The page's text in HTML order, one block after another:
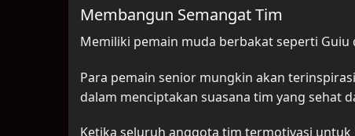
Membangun Semangat Tim
Memiliki pemain muda berbakat seperti
Para pemain senior mungkin akan
dalam menciptakan suasana tim yang sehat
Ketika seluruh anggota tim termotivasi